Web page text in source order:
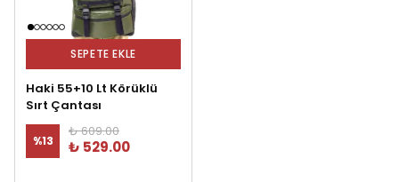
SEPETE EKLE
Haki 55+10 Lt Körüklü
Sırt Çantası
%13
₺ 609.00
₺ 529.00